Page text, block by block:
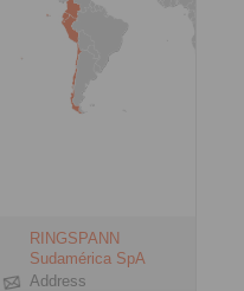
RINGSPANN
Sudamérica SpA
Address